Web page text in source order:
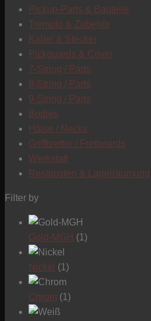
Pickup-Parts & Bauteile
Tremolo & Zubehör
Kabel & Stecker
Pickguards & Cover
7-String / Parts
8-String / Parts
9-String / Parts
Bodies
Hälse / Necks
Griffbretter / Fretboards
Werkstatt
Restposten & Lagerräumung
Filter by
Gold-MGH (1)
Nickel (1)
Chrom (1)